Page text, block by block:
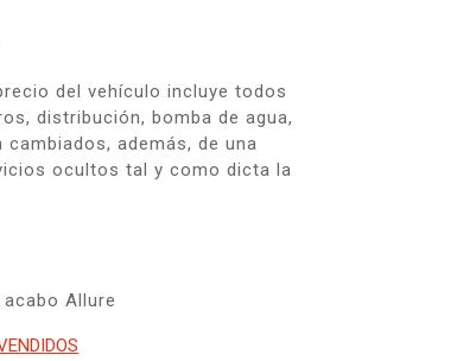
del vehículo incluye todos
distribución, bomba de agua,
además, de una
ocultos tal y como dicta la
Allure